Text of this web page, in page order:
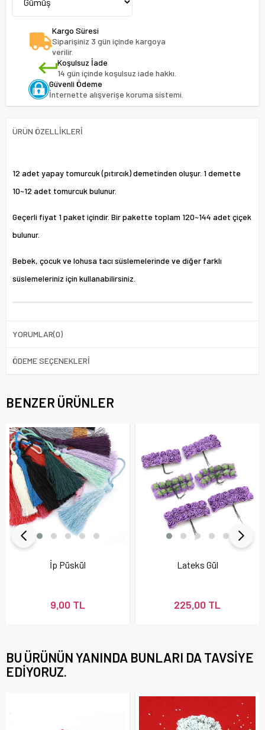
Kargo Süresi
Siparişiniz 3 gün içinde kargoya
verilir.
Koşulsuz İade
14 gün içinde koşulsuz iade hakkı.
Güvenli Ödeme
İnternette alışverişe koruma sistemi.
ÜRÜN ÖZELLIKLERI
12 adet yapay tomurcuk (pıtırcık) demetinden oluşur. 1 demette
10~12 adet tomurcuk bulunur.
Geçerli fiyat 1 paket içindir. Bir pakette toplam 120~144 adet çiçek
bulunur.
Bebek, çocuk ve lohusa tacı süslemelerinde ve diğer farklı
süslemeleriniz için kullanabilirsiniz.
YORUMLAR(0)
ÖDEME SEÇENEKLERI
BENZER ÜRÜNLER
İp Püskül
9,00 TL
Lateks Gül
225,00 TL
BU ÜRÜNÜN YANINDA BUNLARI DA TAVSIYE
EDIYORUZ.